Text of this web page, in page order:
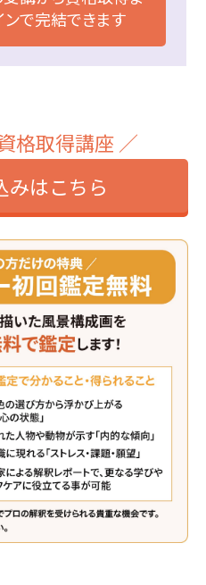
ンで完結できます
格取得講座 ／
みはこちら